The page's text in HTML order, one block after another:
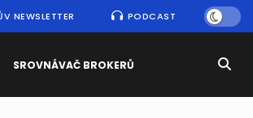
NEWSLETTER PODCAST
SROVNÁVAČ BROKERŮ